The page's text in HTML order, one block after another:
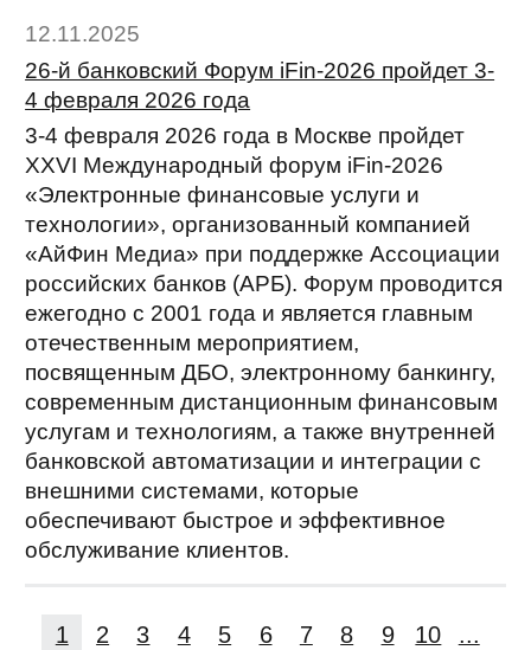
12.11.2025
26-й банковский Форум iFin-2026 пройдет 3-
4 февраля 2026 года
3-4 февраля 2026 года в Москве пройдет
XXVI Международный форум iFin-2026
«Электронные финансовые услуги и
технологии», организованный компанией
«АйФин Медиа» при поддержке Ассоциации
российских банков (АРБ). Форум проводится
ежегодно с 2001 года и является главным
отечественным мероприятием,
посвященным ДБО, электронному банкингу,
современным дистанционным финансовым
услугам и технологиям, а также внутренней
банковской автоматизации и интеграции с
внешними системами, которые
обеспечивают быстрое и эффективное
обслуживание клиентов.
1 2 3 4 5 6 7 8 9 10 ...